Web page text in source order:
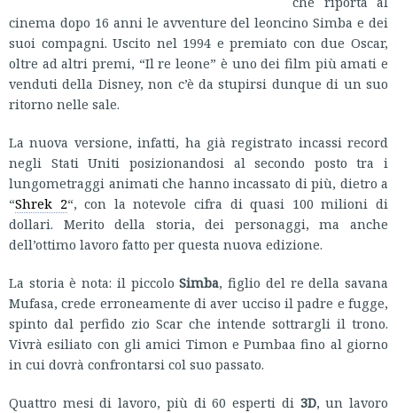
cinema dopo 16 anni le avventure del leoncino Simba e dei
suoi compagni. Uscito nel 1994 e premiato con due Oscar,
oltre ad altri premi, “Il re leone” è uno dei film più amati e
venduti della Disney, non c’è da stupirsi dunque di un suo
ritorno nelle sale.
La nuova versione, infatti, ha già registrato incassi record
negli Stati Uniti posizionandosi al secondo posto tra i
lungometraggi animati che hanno incassato di più, dietro a
“Shrek 2“, con la notevole cifra di quasi 100 milioni di
dollari. Merito della storia, dei personaggi, ma anche
dell’ottimo lavoro fatto per questa nuova edizione.
La storia è nota: il piccoloSimba, figlio del re della savana
Mufasa, crede erroneamente di aver ucciso il padre e fugge,
spinto dal perfido zio Scar che intende sottrargli il trono.
Vivrà esiliato con gli amici Timon e Pumbaa fino al giorno
in cui dovrà confrontarsi col suo passato.
Quattro mesi di lavoro, più di 60 esperti di 3D, un lavoro